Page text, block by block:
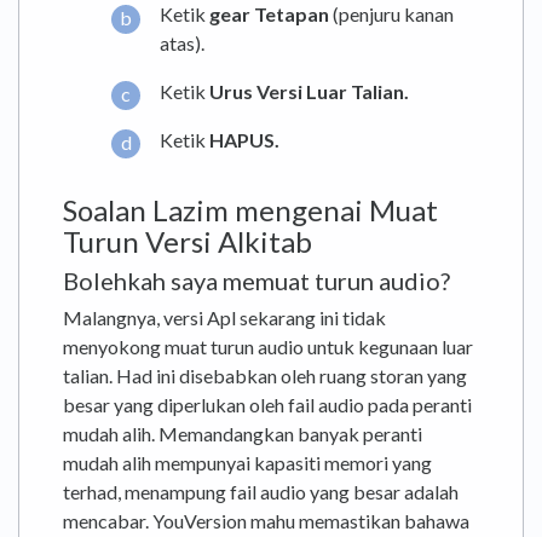
Ketik gear Tetapan (penjuru kanan
atas).
Ketik Urus Versi Luar Talian.
Ketik HAPUS.
Soalan Lazim mengenai Muat
Turun Versi Alkitab
Bolehkah saya memuat turun audio?
Malangnya, versi Apl sekarang ini tidak
menyokong muat turun audio untuk kegunaan luar
talian. Had ini disebabkan oleh ruang storan yang
besar yang diperlukan oleh fail audio pada peranti
mudah alih. Memandangkan banyak peranti
mudah alih mempunyai kapasiti memori yang
terhad, menampung fail audio yang besar adalah
mencabar. YouVersion mahu memastikan bahawa